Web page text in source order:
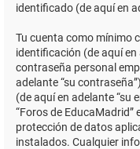
identificado (de aquí en
Tu cuenta como mínimo
identificación (de aquí en
contraseña personal
adelante “su
(de aquí en adelante “su
“Foros de EducaMadrid”
protección de datos
instalados. Cualquier